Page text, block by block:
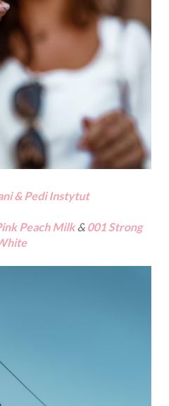
& Pedi Instytut
Peach Milk&001 Strong